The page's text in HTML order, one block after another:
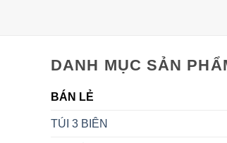
DANH MỤC SẢN PHẨM
BÁN LẺ
TÚI 3 BIÊN